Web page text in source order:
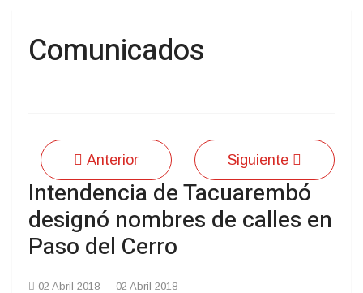
Comunicados
Anterior Siguiente
Intendencia de Tacuarembó
designó nombres de calles en
Paso del Cerro
02 Abril 2018 02 Abril 2018